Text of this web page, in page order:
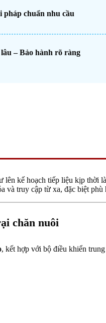
pháp chuẩn nhu cầu
– Bảo hành rõ ràng
kế hoạch tiếp liệu kịp thời
và truy cập từ xa, đặc biệt
chăn nuôi
, kết hợp với bộ điều khiển